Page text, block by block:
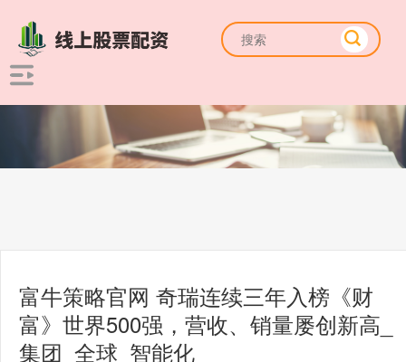
富牛策略官网 奇瑞连续三年入榜《财
富》世界500强，营收、销量屡创新高_
集团_全球_智能化